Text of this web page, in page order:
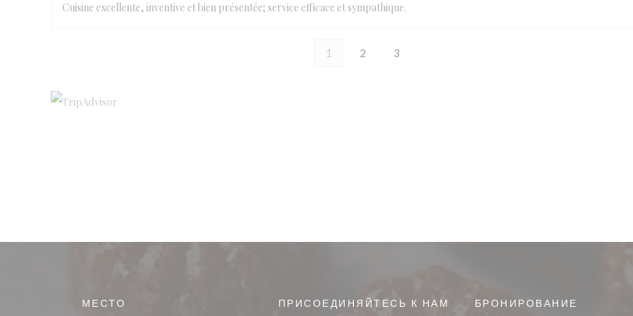
Cuisine excellente, inventive et bien présentée; service efficace et sympathique.
1 2 3
МЕСТО ПРИСОЕДИНЯЙТЕСЬ К НАМ БРОНИРОВАНИЕ